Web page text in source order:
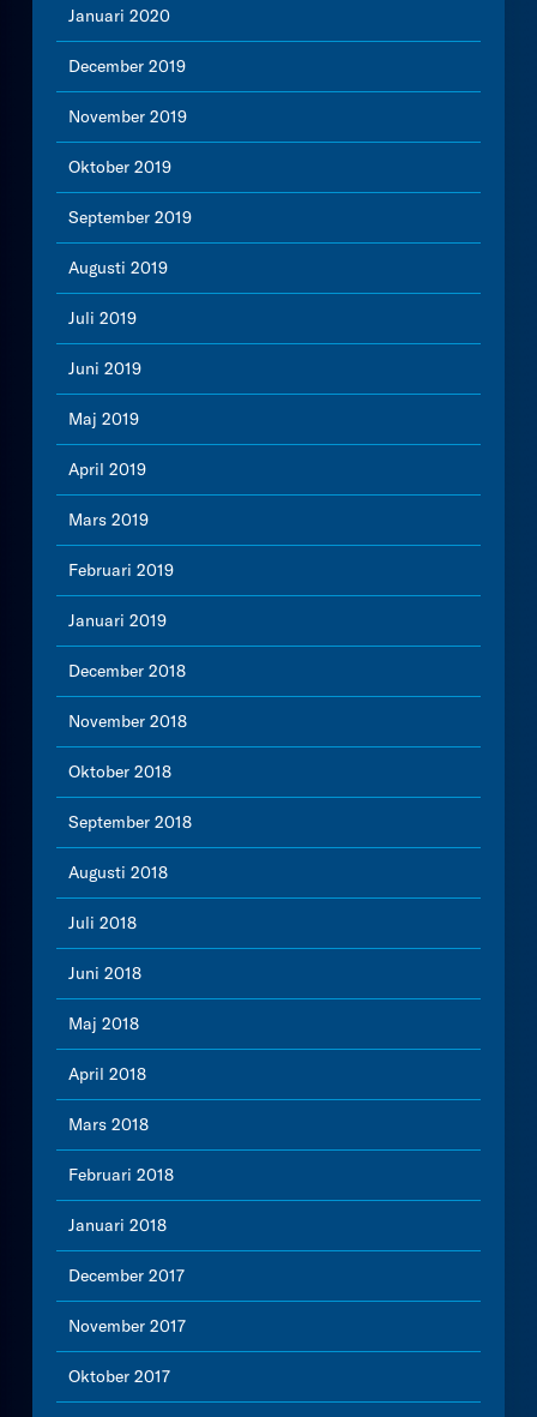
Januari 2020
December 2019
November 2019
Oktober 2019
September 2019
Augusti 2019
Juli 2019
Juni 2019
Maj 2019
April 2019
Mars 2019
Februari 2019
Januari 2019
December 2018
November 2018
Oktober 2018
September 2018
Augusti 2018
Juli 2018
Juni 2018
Maj 2018
April 2018
Mars 2018
Februari 2018
Januari 2018
December 2017
November 2017
Oktober 2017